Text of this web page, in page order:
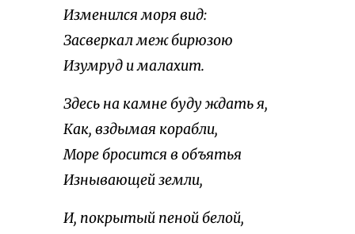
Изменился моря вид:
Засверкал меж бирюзою
Изумруд и малахит.
Здесь на камне буду ждать я,
Как, вздымая корабли,
Море бросится в объятья
Изнывающей земли,
И, покрытый пеной белой,